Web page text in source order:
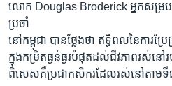
និង​
ចូល​
ទៅ​
កាន់​
ទំព័រ​
បណ្តាញ​សង្គម
លោក Douglas Broderick អ្នកសម្រ
ប្រចាំ
នៅកម្ពុជា បានថ្លែងថា ឥទ្ធិពលនៃការប្
ក្នុងកម្រិតធ្ងន់ធ្ងរបំផុតដល់ជីវភាពរស់នៅ
ពិសេសគឺប្រជាកសិករដែលរស់នៅតាមទី